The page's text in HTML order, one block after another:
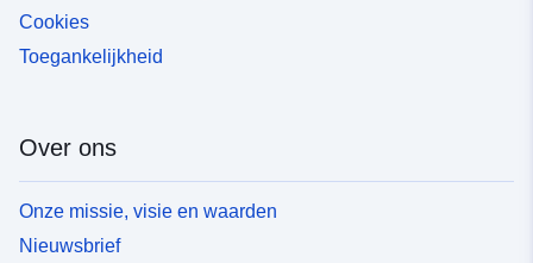
Cookies
Toegankelijkheid
Over ons
Onze missie, visie en waarden
Nieuwsbrief